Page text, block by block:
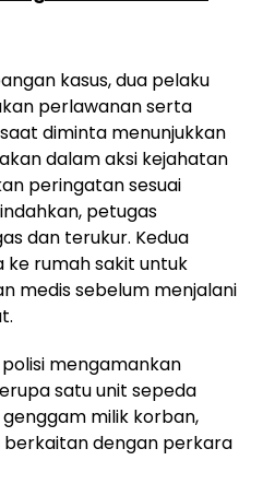
kasus, dua pelaku
perlawanan serta
diminta menunjukkan
dalam aksi kejahatan
peringatan sesuai
petugas
dan terukur. Kedua
ke rumah sakit untuk
medis sebelum menjalani
mengamankan
satu unit sepeda
milik korban,
dengan perkara